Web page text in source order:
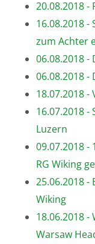
20.08.2018 -
16.08.2018
zum Achter
06.08.2018 -
06.08.2018 -
18.07.2018
16.07.2018
Luzern
09.07.2018
RG Wiking
25.06.2018
Wiking
18.06.2018
Warsaw